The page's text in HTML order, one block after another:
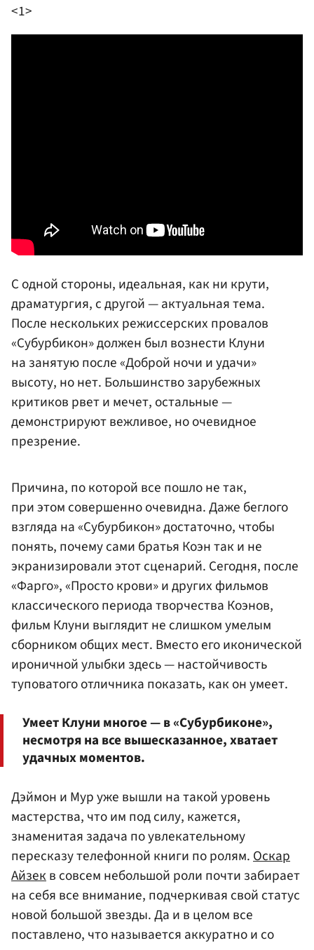
<1>
С одной стороны, идеальная, как ни крути,
драматургия, с другой — актуальная тема.
После нескольких режиссерских провалов
«Субурбикон» должен был вознести Клуни
на занятую после «Доброй ночи и удачи»
высоту, но нет. Большинство зарубежных
критиков рвет и мечет, остальные —
демонстрируют вежливое, но очевидное
презрение.
Причина, по которой все пошло не так,
при этом совершенно очевидна. Даже беглого
взгляда на «Субурбикон» достаточно, чтобы
понять, почему сами братья Коэн так и не
экранизировали этот сценарий. Сегодня, после
«Фарго», «Просто крови» и других фильмов
классического периода творчества Коэнов,
фильм Клуни выглядит не слишком умелым
сборником общих мест. Вместо его иконической
ироничной улыбки здесь — настойчивость
туповатого отличника показать, как он умеет.
Умеет Клуни многое — в «Субурбиконе»,
несмотря на все вышесказанное, хватает
удачных моментов.
Дэймон и Мур уже вышли на такой уровень
мастерства, что им под силу, кажется,
знаменитая задача по увлекательному
пересказу телефонной книги по ролям.Оскар
Айзекв совсем небольшой роли почти забирает
на себя все внимание, подчеркивая свой статус
новой большой звезды. Да и в целом все
поставлено, что называется аккуратно и со